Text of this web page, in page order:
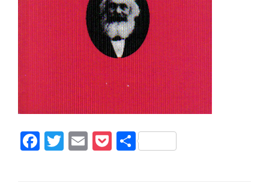
F
T
E
P P